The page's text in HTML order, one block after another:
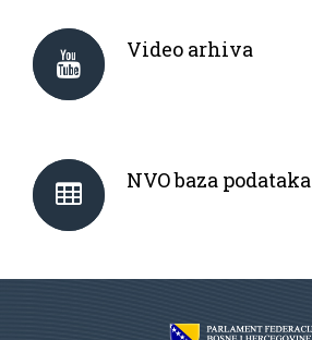
Video arhiva
NVO baza podataka